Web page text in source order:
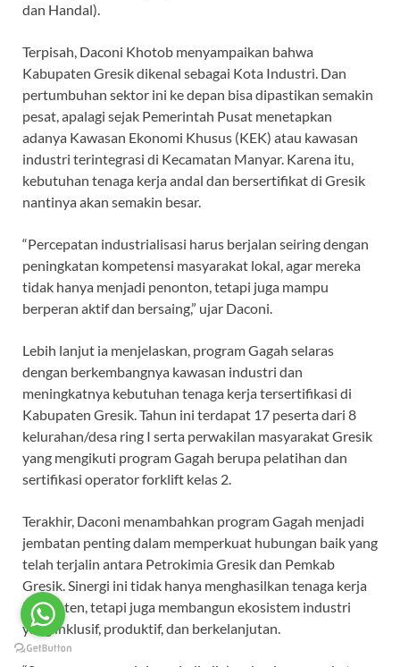
dan Handal).
Terpisah, Daconi Khotob menyampaikan bahwa
Kabupaten Gresik dikenal sebagai Kota Industri. Dan
pertumbuhan sektor ini ke depan bisa dipastikan semakin
pesat, apalagi sejak Pemerintah Pusat menetapkan
adanya Kawasan Ekonomi Khusus (KEK) atau kawasan
industri terintegrasi di Kecamatan Manyar. Karena itu,
kebutuhan tenaga kerja andal dan bersertifikat di Gresik
nantinya akan semakin besar.
“Percepatan industrialisasi harus berjalan seiring dengan
peningkatan kompetensi masyarakat lokal, agar mereka
tidak hanya menjadi penonton, tetapi juga mampu
berperan aktif dan bersaing,” ujar Daconi.
Lebih lanjut ia menjelaskan, program Gagah selaras
dengan berkembangnya kawasan industri dan
meningkatnya kebutuhan tenaga kerja tersertifikasi di
Kabupaten Gresik. Tahun ini terdapat 17 peserta dari 8
kelurahan/desa ring I serta perwakilan masyarakat Gresik
yang mengikuti program Gagah berupa pelatihan dan
sertifikasi operator forklift kelas 2.
Terakhir, Daconi menambahkan program Gagah menjadi
jembatan penting dalam memperkuat hubungan baik yang
telah terjalin antara Petrokimia Gresik dan Pemkab
Gresik. Sinergi ini tidak hanya menghasilkan tenaga kerja
kompeten, tetapi juga membangun ekosistem industri
yang inklusif, produktif, dan berkelanjutan.